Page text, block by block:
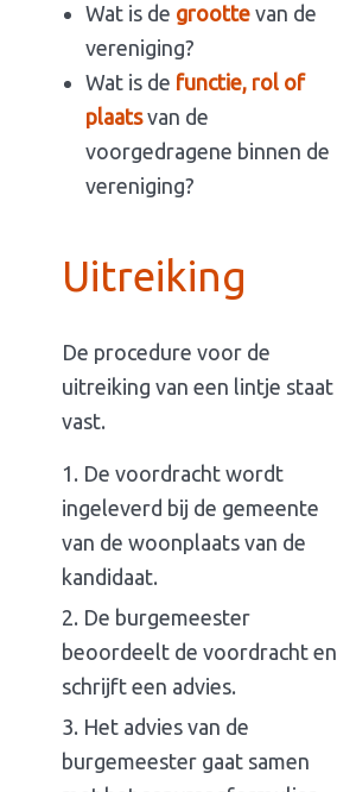
Wat is de grootte van de
vereniging?
Wat is de functie, rol of
plaatsvan de
voorgedragene binnen de
vereniging?
Uitreiking
De procedure voor de
uitreiking van een lintje staat
vast.
De voordracht wordt
ingeleverd bij de gemeente
van de woonplaats van de
kandidaat.
De burgemeester
beoordeelt de voordracht en
schrijft een advies.
Het advies van de
burgemeester gaat samen